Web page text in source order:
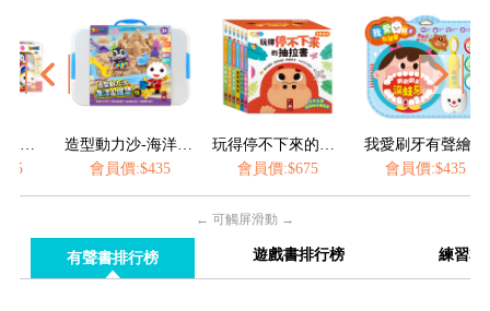
造型動力沙-海洋&城堡
會員價:$435
玩得停不下來的抽拉書(全套6冊)
會員價:$675
我愛刷牙有聲繪本
會員價:$435
會員
← 可觸屏滑動 →
有聲書排行榜 遊戲書排行榜 練習本